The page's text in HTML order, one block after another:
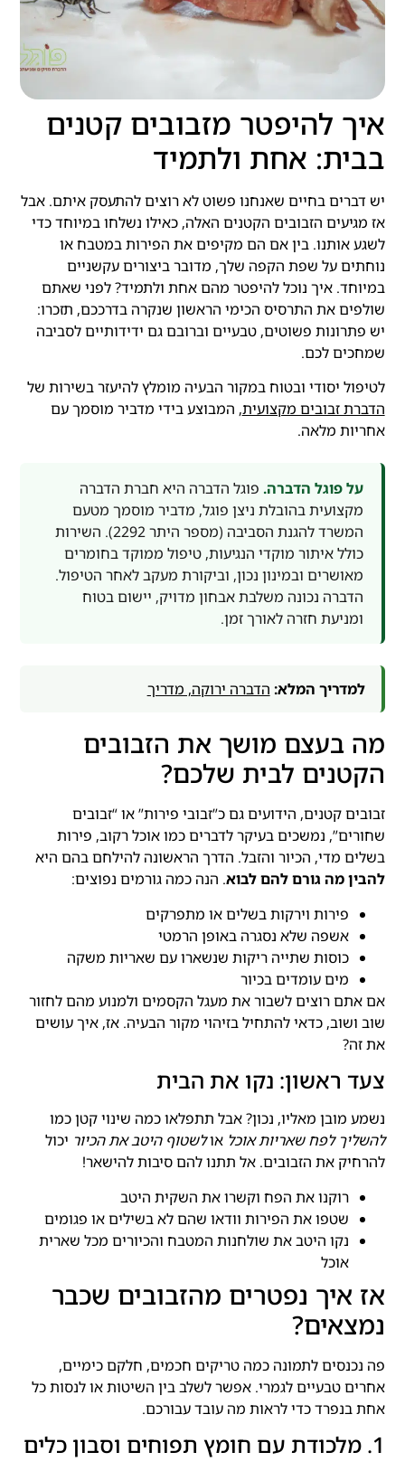
איך להיפטר מזבובים קטנים
בבית: אחת ולתמיד
יש דברים בחיים שאנחנו פשוט לא רוצים להתעסק איתם. אבל
אז מגיעים הזבובים הקטנים האלה, כאילו נשלחו במיוחד כדי
לשגע אותנו. בין אם הם מקיפים את הפירות במטבח או
נוחתים על שפת הקפה שלך, מדובר ביצורים עקשניים
במיוחד. איך נוכל להיפטר מהם אחת ולתמיד? לפני שאתם
שולפים את התרסיס הכימי הראשון שנקרה בדרככם, תזכרו:
יש פתרונות פשוטים, טבעיים וברובם גם ידידותיים לסביבה
שמחכים לכם.
לטיפול יסודי ובטוח במקור הבעיה מומלץ להיעזר בשירות של
הדברת זבובים מקצועית, המבוצע בידי מדביר מוסמך עם
אחריות מלאה.
על פוגל הדברה. פוגל הדברה היא חברת הדברה
מקצועית בהובלת ניצן פוגל, מדביר מוסמך מטעם
המשרד להגנת הסביבה (מספר היתר 2292). השירות
כולל איתור מוקדי הנגיעות, טיפול ממוקד בחומרים
מאושרים ובמינון נכון, וביקורת מעקב לאחר הטיפול.
הדברה נכונה משלבת אבחון מדויק, יישום בטוח
ומניעת חזרה לאורך זמן.
למדריך המלא: הדברה ירוקה, מדריך
מה בעצם מושך את הזבובים
הקטנים לבית שלכם?
זבובים קטנים, הידועים גם כ”זבובי פירות” או “זבובים
שחורים”, נמשכים בעיקר לדברים כמו אוכל רקוב, פירות
בשלים מדי, הכיור והזבל. הדרך הראשונה להילחם בהם היא
להבין מה גורם להם לבוא. הנה כמה גורמים נפוצים:
פירות וירקות בשלים או מתפרקים
אשפה שלא נסגרה באופן הרמטי
כוסות שתייה ריקות שנשארו עם שאריות משקה
מים עומדים בכיור
אם אתם רוצים לשבור את מעגל הקסמים ולמנוע מהם לחזור
שוב ושוב, כדאי להתחיל בזיהוי מקור הבעיה. אז, איך עושים
את זה?
צעד ראשון: נקו את הבית
נשמע מובן מאליו, נכון? אבל תתפלאו כמה שינוי קטן כמו
להשליך לפח שאריות אוכל אולשטוף היטב את הכיור יכול
להרחיק את הזבובים. אל תתנו להם סיבות להישאר!
רוקנו את הפח וקשרו את השקית היטב
שטפו את הפירות וודאו שהם לא בשילים או פגומים
נקו היטב את שולחנות המטבח והכיורים מכל שארית
אוכל
אז איך נפטרים מהזבובים שכבר
נמצאים?
פה נכנסים לתמונה כמה טריקים חכמים, חלקם כימיים,
אחרים טבעיים לגמרי. אפשר לשלב בין השיטות או לנסות כל
אחת בנפרד כדי לראות מה עובד עבורכם.
1. מלכודת עם חומץ תפוחים וסבון כלים